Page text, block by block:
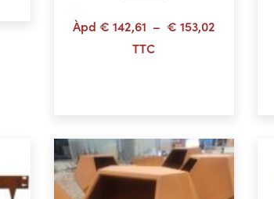
Àpd € 142,61 – € 153,02Plage
€ 153,02
TTC